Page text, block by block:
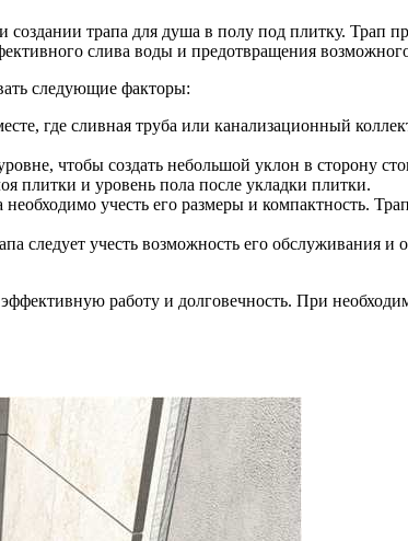
трапа для душа в полу под плитку. Трап
слива воды и предотвращения возможного
следующие факторы:
где сливная труба или канализационный
чтобы создать небольшой уклон в сторону
плитки и уровень пола после укладки плитки.
учесть его размеры и компактность.
следует учесть возможность его обслуживания
работу и долговечность. При